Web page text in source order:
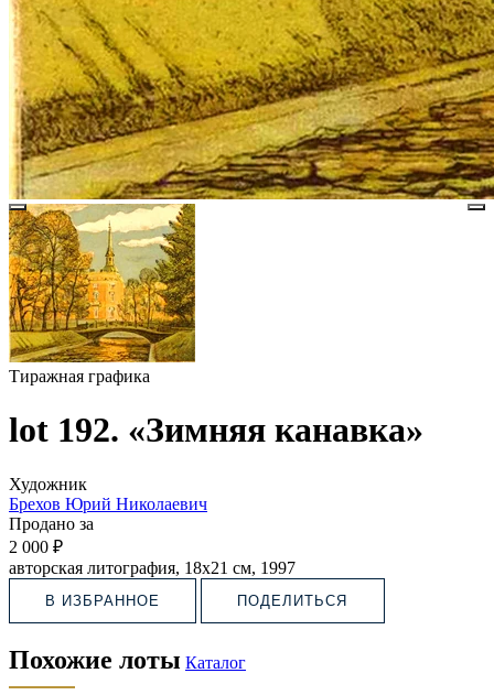
Тиражная графика
lot 192. «Зимняя канавка»
Художник
Брехов Юрий Николаевич
Продано за
2 000 ₽
авторская литография, 18х21 см, 1997
В ИЗБРАННОЕ ПОДЕЛИТЬСЯ
Похожие лоты Каталог